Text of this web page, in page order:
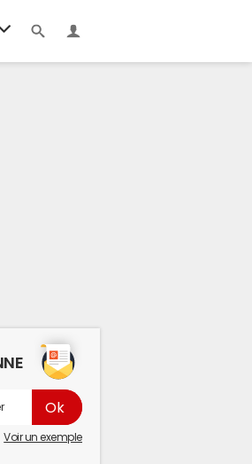
Voir un exemple